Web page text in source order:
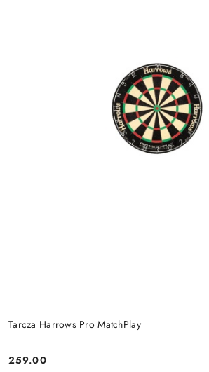
Tarcza Harrows Pro MatchPlay
Cena:
259.00